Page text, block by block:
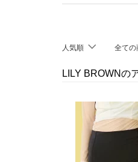
人気順 全ての
LILY BROWNの